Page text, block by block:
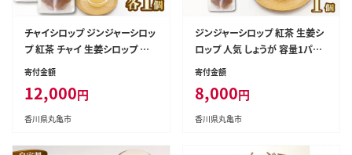
チャイシロップ ジンジャーシロッ
プ 紅茶 チャイ 生姜シロップ 人
気 しょうが ティー 美味しい シロ
本格的 簡単 自家製 手作り こだ
わり スパイス 炭酸水 香り 素材
寄付金額
12,000円
香川県丸亀市
ジンジャーシロップ 紅茶 生姜シ
ロップ 人気 しょうが 容量1パッ
ク 美味しい シロップ 辛口 スパ
単 おしゃれ 自家製 手作り こだ
わり スパイス 炭酸水 香り 素材
寄付金額
8,000円
香川県丸亀市